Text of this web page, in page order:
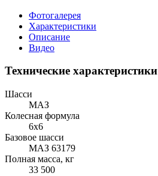
Фотогалерея
Характеристики
Описание
Видео
Технические характеристики
Шасси
МАЗ
Колесная формула
6х6
Базовое шасси
МАЗ 63179
Полная масса, кг
33 500